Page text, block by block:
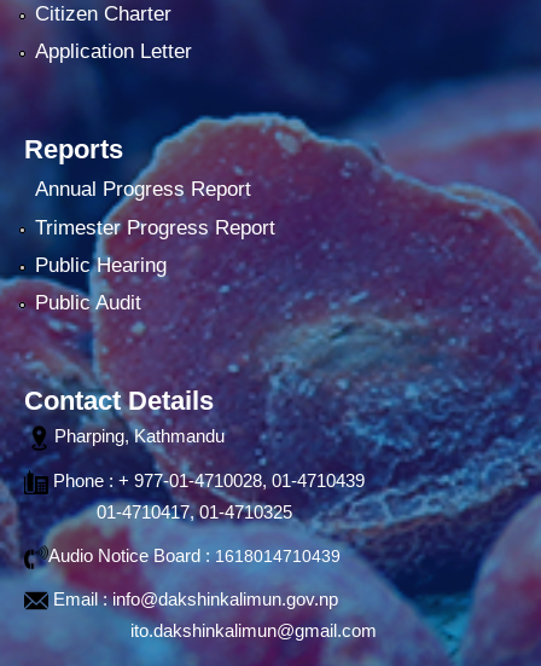
Citizen Charter
Application Letter
Reports
Annual Progress Report
Trimester Progress Report
Public Hearing
Public Audit
Contact Details
Pharping, Kathmandu
Phone : + 977-01-4710028, 01-4710439
01-4710417, 01-4710325
Audio Notice Board : 1618014710439
Email :info@dakshinkalimun.gov.np
ito.dakshinkalimun@gmail.com